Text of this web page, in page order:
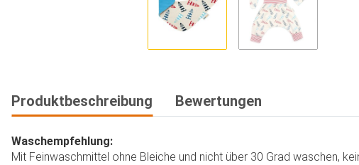
Produktbeschreibung Bewertungen
Waschempfehlung:
Mit Feinwaschmittel ohne Bleiche und nicht über 30 Grad waschen,